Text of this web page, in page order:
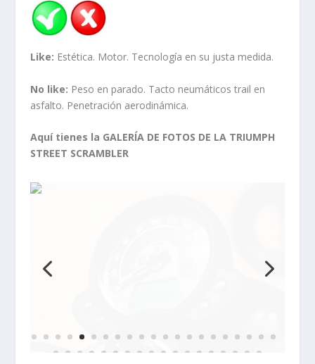
Like: Estética. Motor. Tecnología en su justa medida.
No like: Peso en parado. Tacto neumáticos trail en
asfalto. Penetración aerodinámica.
Aquí tienes la GALERÍA DE FOTOS DE LA TRIUMPH
STREET SCRAMBLER